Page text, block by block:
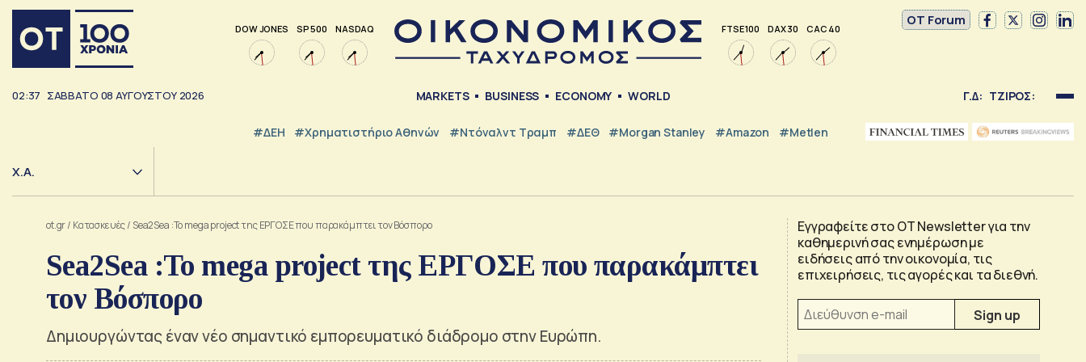
DOW JONES SP 500 NASDAQ FTSE 100 DAX 30 CAC 40
OT Forum
02:37 ΣΑΒΒΑΤΟ 08 ΑΥΓΟΥΣΤΟΥ 2026 MARKETS BUSINESS ECONOMY WORLD Γ.Δ: ΤΖΙΡΟΣ:
#ΔΕΗ #Χρηματιστήριο Αθηνών #Ντόναλντ Τραμπ #ΔΕΘ #Morgan Stanley #Amazon #Metlen
Χ.Α.
ot.gr/ Κατασκευές/ Sea2Sea :Το mega project της ΕΡΓΟΣΕ που παρακάμπτει τον Βόσπορο
Sea2Sea :Το mega project της ΕΡΓΟΣΕ που παρακάμπτει
τον Βόσπορο
Δημιουργώντας έναν νέο σημαντικό εμπορευματικό διάδρομο στην Ευρώπη.
Εγγραφείτε στο OT Newsletter για την
καθημερινή σας ενημέρωση με
ειδήσεις από την οικονομία, τις
επιχειρήσεις, τις αγορές και τα διεθνή.